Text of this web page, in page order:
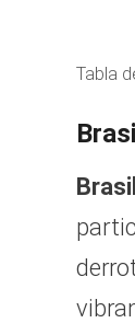
Tabla
Brasil